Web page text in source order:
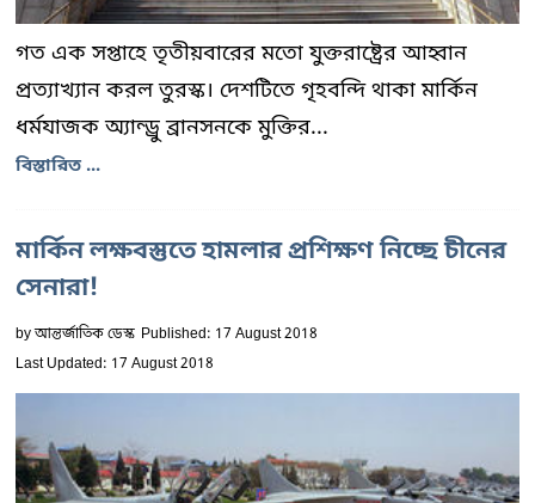
গত এক সপ্তাহে তৃতীয়বারের মতো যুক্তরাষ্ট্রের আহ্বান
প্রত্যাখ্যান করল তুরস্ক। দেশটিতে গৃহবন্দি থাকা মার্কিন
ধর্মযাজক অ্যান্ড্রু ব্রানসনকে মুক্তির...
বিস্তারিত ...
মার্কিন লক্ষবস্তুতে হামলার প্রশিক্ষণ নিচ্ছে চীনের
সেনারা!
byআন্তর্জাতিক ডেস্ক Published: 17 August 2018
Last Updated: 17 August 2018